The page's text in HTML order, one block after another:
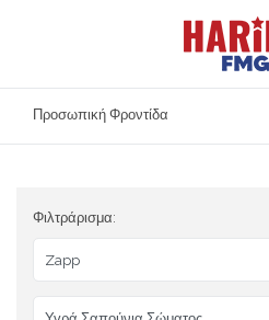
Αρχική
Ασφάλεια Προϊόντων
Επικοινωνία
Προσωπική Φροντίδα
Φιλτράρισμα: